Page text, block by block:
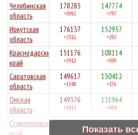
Челябинская
область
178283
+3992
147774
+797
Иркутская
область
176137
+2311
152957
+292
Краснодарский
край
151176
+2912
108114
+509
Саратовская
область
149617
+1580
130412
+176
Омская
область
149376
+1912
131964
+454
Ставропольский 149133 128502
+888
Показать